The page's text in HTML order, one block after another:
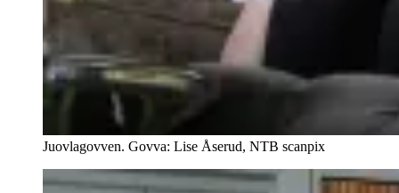
Juovlagovven. Govva: Lise Åserud, NTB scanpix